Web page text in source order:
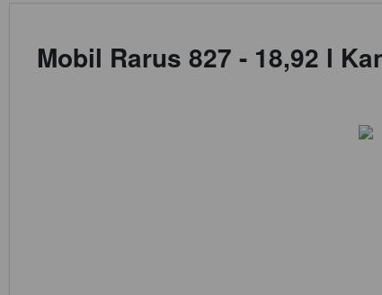
Mobil Rarus 827 - 18,92 l